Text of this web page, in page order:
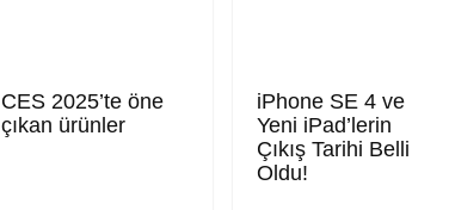
CES 2025’te öne
çıkan ürünler
iPhone SE 4 ve
Yeni iPad’lerin
Çıkış Tarihi Belli
Oldu!